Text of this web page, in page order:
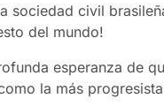
sociedad civil
del mundo!
esperanza de
la más